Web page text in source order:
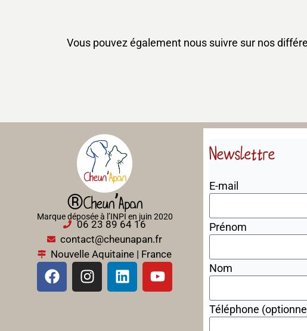
Vous pouvez également nous suivre sur nos
®Cheun’Apan
Marque déposée à l’INPI en juin 2020
06 23 89 64 16
contact@cheunapan.fr
Nouvelle Aquitaine | France
Newslettre
E-mail
Prénom
Nom
Téléphone